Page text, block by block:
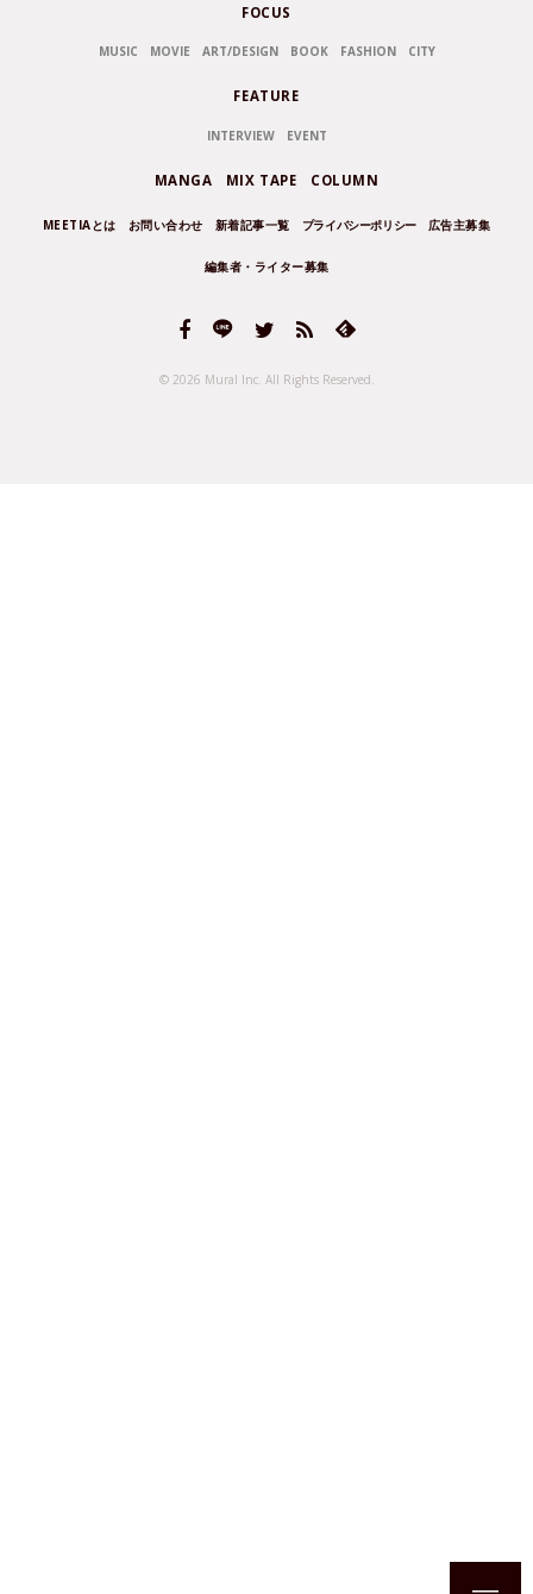
FOCUS
MUSIC MOVIE ART/DESIGN BOOK FASHION CITY
FEATURE
INTERVIEW EVENT
MANGA MIX TAPE COLUMN
MEETIAとは お問い合わせ 新着記事一覧 プライバシーポリシー 広告主募集
編集者・ライター募集
© 2026 Mural Inc. All Rights Reserved.